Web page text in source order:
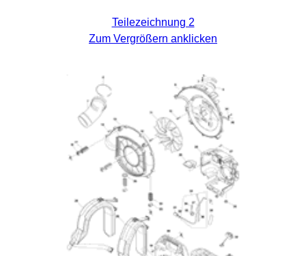
Teilezeichnung 2
Zum Vergrößern anklicken